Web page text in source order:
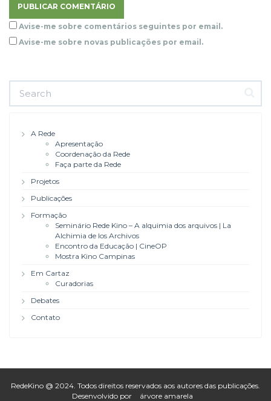
Avise-me sobre comentários seguintes por email.
Avise-me sobre novas publicações por email.
A Rede
Apresentação
Coordenação da Rede
Faça parte da Rede
Projetos
Publicações
Formação
Seminário Rede Kino – A alquimia dos arquivos | La
Alchimia de los Archivos
Encontro da Educação | CineOP
Mostra Kino Campinas
Em Cartaz
Curadorias
Debates
Contato
RedeKino @ 2024. Todos direitos reservados aos autores das publicações.
Desenvolvido por
árvore amarela